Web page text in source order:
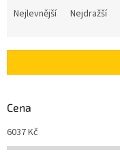
í
r
o
d
u
Nejlevnější Nejdražší
Cena
6037Kč